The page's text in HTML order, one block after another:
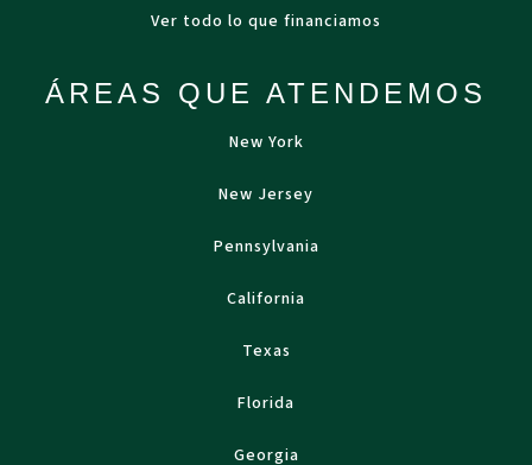
Ver todo lo que financiamos
ÁREAS QUE ATENDEMOS
New York
New Jersey
Pennsylvania
California
Texas
Florida
Georgia